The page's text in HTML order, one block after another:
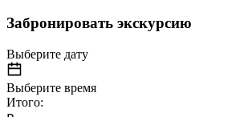
Забронировать экскурсию
Выберите дату
Выберите время
Итого: